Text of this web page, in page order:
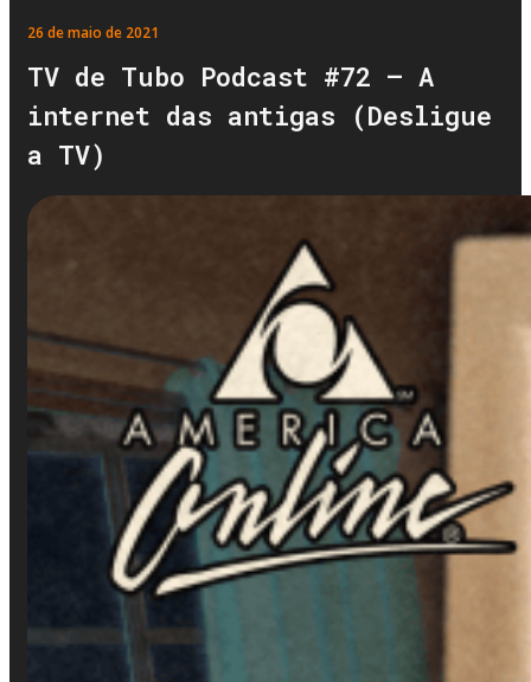
26 de maio de 2021
TV de Tubo Podcast #72 – A
internet das antigas (Desligue
a TV)